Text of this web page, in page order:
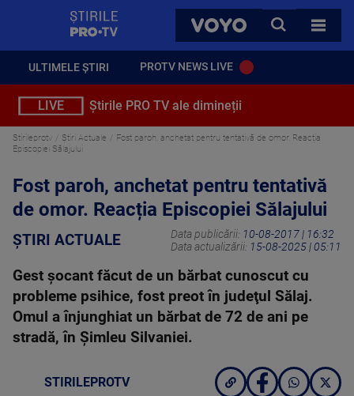
VOYO
CAUTA
TOATE
ULTIMELE ȘTIRI PROTV NEWS LIVE
LIVE Știrile PRO TV ale dimineții
Stirileprotv Știri Actuale
Fost paroh, anchetat pentru tentativă de omor. Reacția
Episcopiei Sălajului
Fost paroh, anchetat pentru tentativă
de omor. Reacția Episcopiei Sălajului
ȘTIRI ACTUALE Data publicării: 10-08-2017 | 16:32
Data actualizării: 15-08-2025 | 05:11
Gest şocant făcut de un bărbat cunoscut cu
probleme psihice, fost preot în judeţul Sălaj.
Omul a înjunghiat un bărbat de 72 de ani pe
stradă, în Şimleu Silvaniei.
STIRILEPROTV